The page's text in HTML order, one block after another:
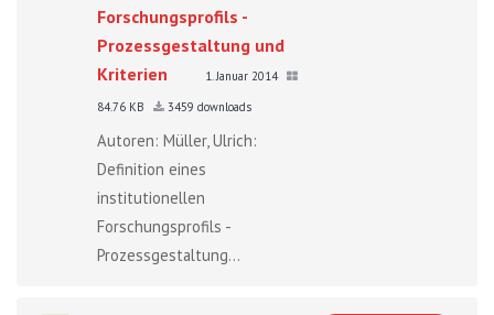
Forschungsprofils -
Prozessgestaltung und
Kriterien
1. Januar 2014
84.76 KB
3459 downloads
Autoren: Müller, Ulrich:
Definition eines
institutionellen
Forschungsprofils -
Prozessgestaltung...